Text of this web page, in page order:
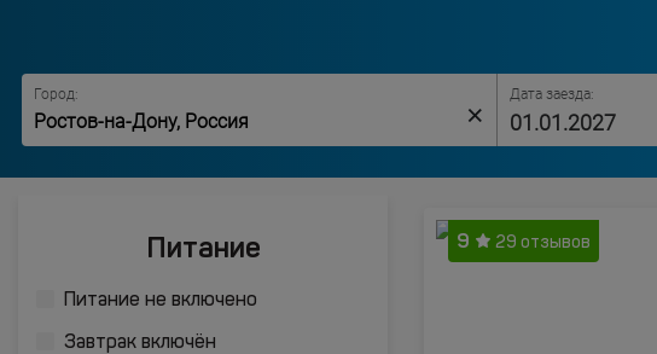
Город:
×
Дата заезда:
Питание
Питание не включено
Завтрак включён
9 29 отзывов